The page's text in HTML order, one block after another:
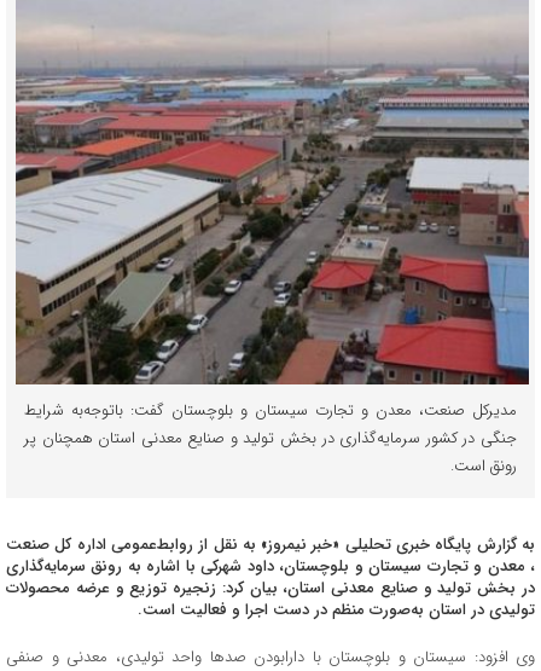
مدیرکل صنعت، معدن و تجارت سیستان و بلوچستان گفت: باتوجه‌به شرایط
جنگی در کشور سرمایه‌گذاری در بخش تولید و صنایع معدنی استان همچنان پر
رونق است.
به گزارش پایگاه خبری تحلیلی «خبر نیمروز» به نقل از روابط‌عمومی اداره کل صنعت
، معدن و تجارت سیستان و بلوچستان، داود شهرکی با اشاره به رونق سرمایه‌گذاری
در بخش تولید و صنایع معدنی استان، بیان کرد: زنجیره توزیع و عرضه محصولات
تولیدی در استان به‌صورت منظم در دست اجرا و فعالیت است.
وی افزود: سیستان و بلوچستان با دارابودن صدها واحد تولیدی، معدنی و صنفی